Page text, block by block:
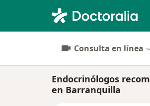
Consulta en línea
Endocrinólogos
en Barranquilla